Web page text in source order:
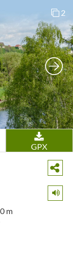
2
GPX
m